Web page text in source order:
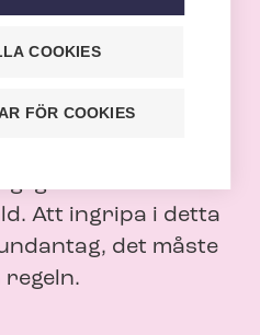
mot
i sitt arbete. Det
drabbas av
Att ingripa i detta
det måste
COOKIES
FÖR COOKIES